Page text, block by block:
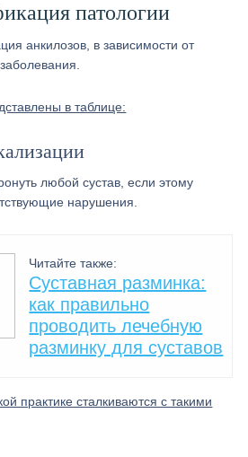
патологии
анкилозов, в зависимости от
в таблице:
любой сустав, если этому
нарушения.
Читайте также:
Суставная разминка:
как правильно
проводить лечебную
разминку для суставов
практике сталкиваются с такими